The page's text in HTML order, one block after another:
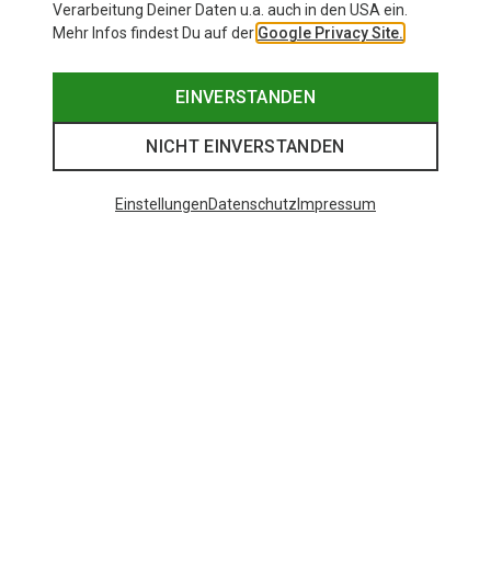
Verarbeitung Deiner Daten u.a. auch in den USA ein.
Mehr Infos findest Du auf der Google Privacy Site.
EINVERSTANDEN
NICHT EINVERSTANDEN
EinstellungenDatenschutz Impressum